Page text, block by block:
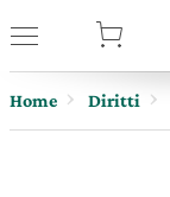
Home Diritti